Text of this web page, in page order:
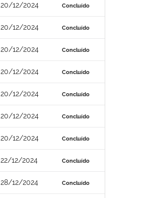
20/12/2024 Concluído
20/12/2024 Concluído
20/12/2024 Concluído
20/12/2024 Concluído
20/12/2024 Concluído
20/12/2024 Concluído
20/12/2024 Concluído
22/12/2024 Concluído
28/12/2024 Concluído